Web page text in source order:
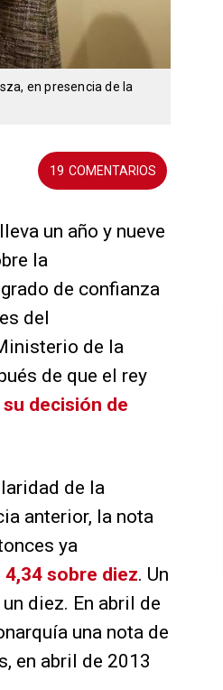
en presencia de la
19
lleva un año y nueve
la
de confianza
del
de la
de que el rey
su decisión de
de la
anterior, la nota
ya
4,34 sobre diez. Un
diez. En abril de
una nota de
en abril de 2013